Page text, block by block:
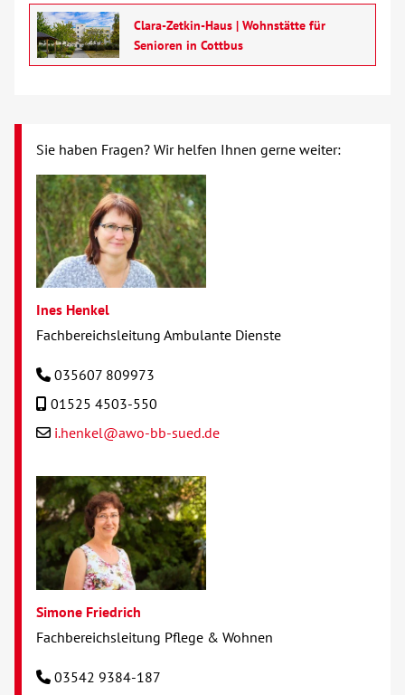
Clara-Zetkin-Haus | Wohnstätte für
Senioren in Cottbus
Sie haben Fragen? Wir helfen Ihnen gerne weiter:
Ines Henkel
Fachbereichsleitung Ambulante Dienste
035607 809973
01525 4503-550
i.henkel@awo-bb-sued.de
Simone Friedrich
Fachbereichsleitung Pflege & Wohnen
03542 9384-187